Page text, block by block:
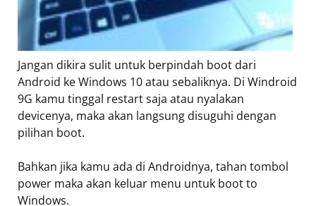
Jangan dikira sulit untuk berpindah boot dari
Android ke Windows 10 atau sebaliknya. Di Windroid
9G kamu tinggal restart saja atau nyalakan
devicenya, maka akan langsung disuguhi dengan
pilihan boot.
Bahkan jika kamu ada di Androidnya, tahan tombol
power maka akan keluar menu untuk boot to
Windows.